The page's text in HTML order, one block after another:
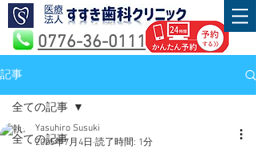
0776-36-0111
記事
全ての記事
全ての記事
Yasuhiro Susuki
2025年7月4日 読了時間: 1分